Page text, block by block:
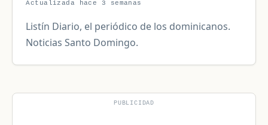
Actualizada hace 3 semanas
Listín Diario, el periódico de los dominicanos.
Noticias Santo Domingo.
PUBLICIDAD